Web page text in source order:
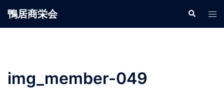
鴨居商栄会
img_member-049